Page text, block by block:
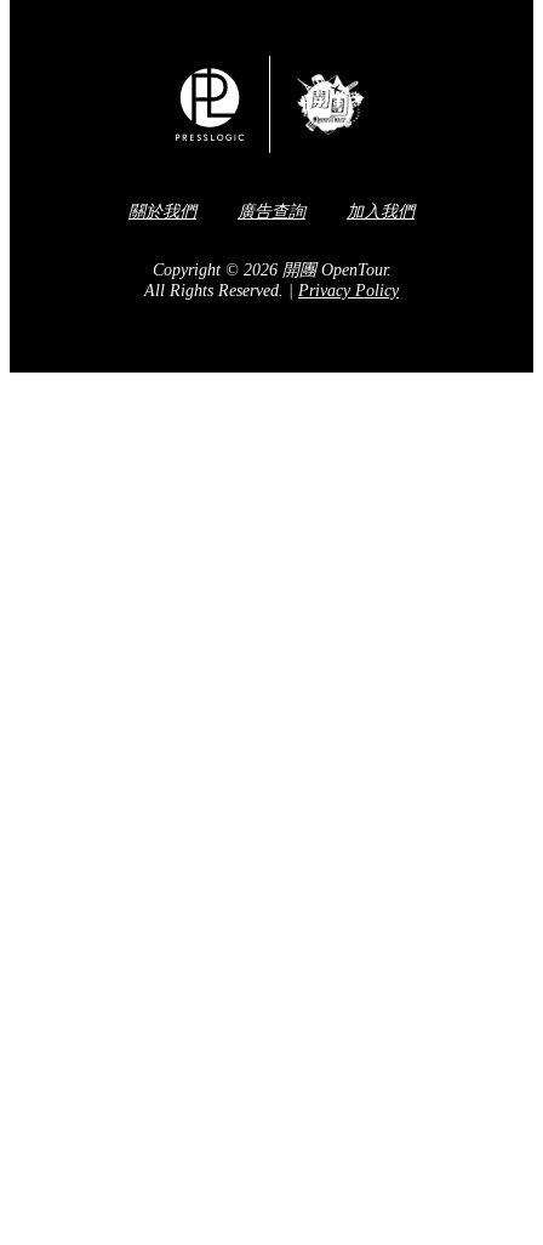
關於我們 廣告查詢 加入我們
Copyright © 2026 開團 OpenTour.
All Rights Reserved.
Privacy Policy